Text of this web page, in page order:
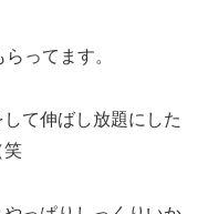
ってます。
て伸ばし放題にした
笑